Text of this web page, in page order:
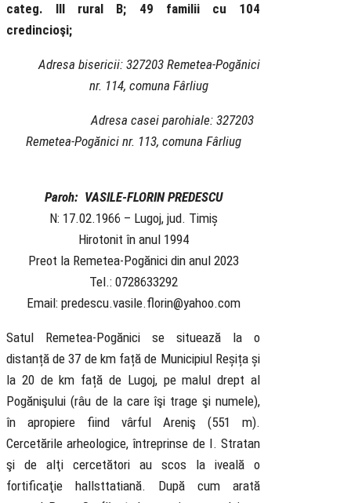
categ. III rural B; 49 familii cu 104
credincioşi;
Adresa bisericii: 327203 Remetea-Pogănici
nr. 114, comuna Fârliug
Adresa casei parohiale: 327203
Remetea-Pogănici nr. 113, comuna Fârliug
Paroh: VASILE-FLORIN PREDESCU
N: 17.02.1966 – Lugoj, jud. Timiș
Hirotonit în anul 1994
Preot la Remetea-Pogănici din anul 2023
Tel.: 0728633292
Email: predescu.vasile.florin@yahoo.com
Satul Remetea-Pogănici se situează la o
distanță de 37 de km față de Municipiul Reșița și
la 20 de km față de Lugoj, pe malul drept al
Pogănişului (râu de la care îşi trage şi numele),
în apropiere fiind vârful Areniş (551 m).
Cercetările arheologice, întreprinse de I. Stratan
şi de alţi cercetători au scos la iveală o
fortificaţie hallsttatiană. După cum arată